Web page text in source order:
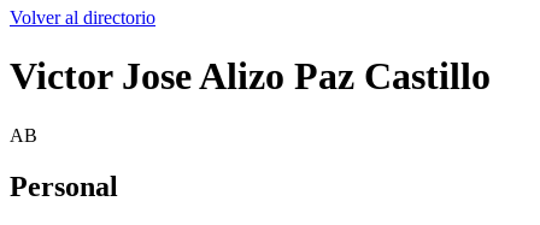
Volver al directorio
Victor Jose Alizo Paz Castillo
AB
Personal